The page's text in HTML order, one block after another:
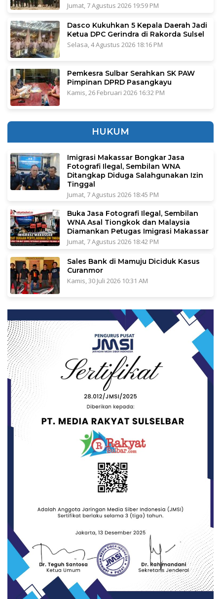
Jumat, 7 Agustus 2026 19:59 PM
Dasco Kukuhkan 5 Kepala Daerah Jadi
Ketua DPC Gerindra di Rakorda Sulsel
Selasa, 4 Agustus 2026 18:16 PM
Pemkesra Sulbar Serahkan SK PAW
Pimpinan DPRD Pasangkayu
Kamis, 26 Februari 2026 16:32 PM
HUKUM
Imigrasi Makassar Bongkar Jasa
Fotografi Ilegal, Sembilan WNA
Ditangkap Diduga Salahgunakan Izin
Tinggal
Jumat, 7 Agustus 2026 18:45 PM
Buka Jasa Fotografi Ilegal, Sembilan
WNA Asal Tiongkok dan Malaysia
Diamankan Petugas Imigrasi Makassar
Jumat, 7 Agustus 2026 18:42 PM
Sales Bank di Mamuju Diciduk Kasus
Curanmor
Kamis, 30 Juli 2026 10:31 AM